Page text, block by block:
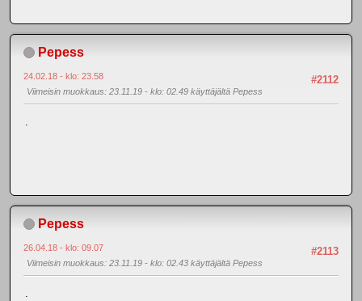
Pepess
#2112
24.02.18 - klo: 23.58
Viimeisin muokkaus: 23.11.19 - klo: 02.49 käyttäjältä Pepess
Pepess
#2113
26.04.18 - klo: 09.07
Viimeisin muokkaus: 23.11.19 - klo: 02.43 käyttäjältä Pepess